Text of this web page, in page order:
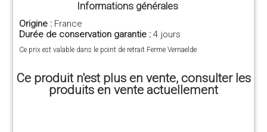
Informations générales
Origine : France
Durée de conservation garantie :4 jours
Ce prix est valable dans le point de retrait Ferme Vernaelde
Ce produit n'est plus en vente, consulter les
produits en vente actuellement